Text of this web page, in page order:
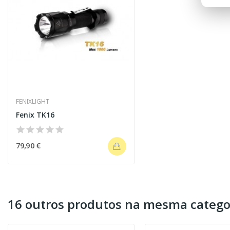
FENIXLIGHT
Fenix TK16
79,90 €
16 outros produtos na mesma